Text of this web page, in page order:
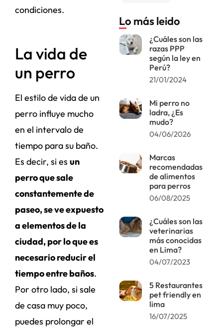
condiciones.
La vida de
un perro
El estilo de vida de un
perro influye mucho
en el intervalo de
tiempo para su baño.
Es decir, si es un
perro que sale
constantemente de
paseo, se ve expuesto
a elementos de la
ciudad, por lo que es
necesario reducir el
tiempo entre baños.
Por otro lado, si sale
de casa muy poco,
puedes prolongar el
Lo más leido
¿Cuáles son las
razas PPP
según la ley en
Perú?
21/01/2024
Mi perro no
ladra, ¿Es
mudo?
04/06/2026
Marcas
recomendadas
de alimentos
para perros
06/08/2025
¿Cuáles son las
veterinarias
más conocidas
en Lima?
04/07/2023
5 Restaurantes
pet friendly en
lima
16/07/2025